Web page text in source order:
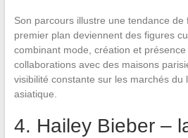
Son parcours illustre une tendance
premier plan deviennent des figures
combinant mode, création et
collaborations avec des maisons
visibilité constante sur les marchés du
asiatique.
4. Hailey Bieber –